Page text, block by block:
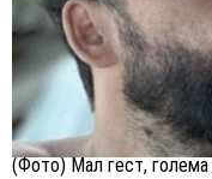
(Фото) Мал гест,